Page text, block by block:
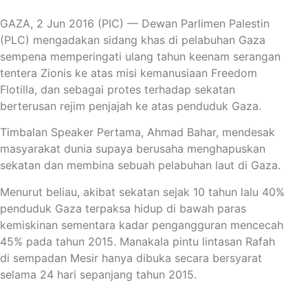
GAZA, 2 Jun 2016 (PIC) — Dewan Parlimen Palestin
(PLC) mengadakan sidang khas di pelabuhan Gaza
sempena memperingati ulang tahun keenam serangan
tentera Zionis ke atas misi kemanusiaan Freedom
Flotilla, dan sebagai protes terhadap sekatan
berterusan rejim penjajah ke atas penduduk Gaza.
Timbalan Speaker Pertama, Ahmad Bahar, mendesak
masyarakat dunia supaya berusaha menghapuskan
sekatan dan membina sebuah pelabuhan laut di Gaza.
Menurut beliau, akibat sekatan sejak 10 tahun lalu 40%
penduduk Gaza terpaksa hidup di bawah paras
kemiskinan sementara kadar pengangguran mencecah
45% pada tahun 2015. Manakala pintu lintasan Rafah
di sempadan Mesir hanya dibuka secara bersyarat
selama 24 hari sepanjang tahun 2015.